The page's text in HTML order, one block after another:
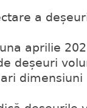
a
aprilie
deșeuri
dimensiuni